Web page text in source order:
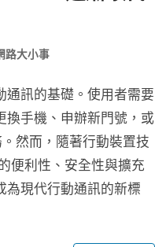
路大小事
通訊的基礎。使用者需要
換手機、申辦新門號，或
然而，隨著行動裝置技
便利性、安全性與擴充
為現代行動通訊的新標